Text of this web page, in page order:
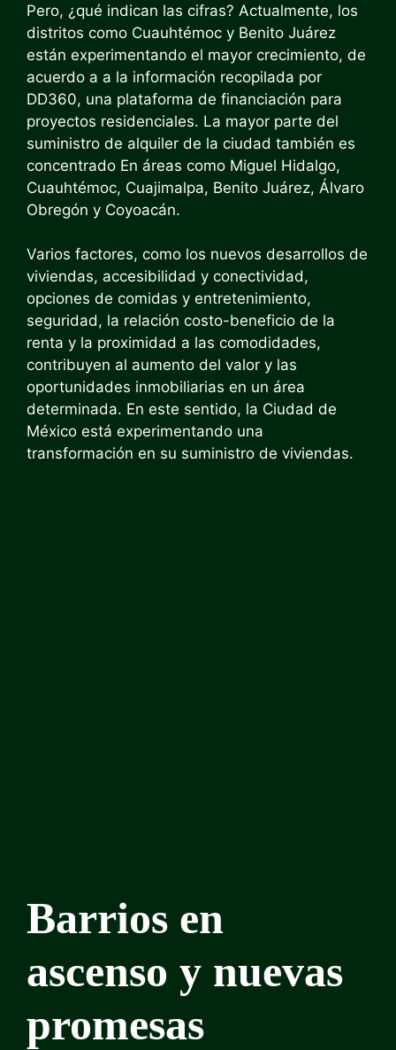
Pero, ¿qué indican las cifras? Actualmente, los
distritos como Cuauhtémoc y Benito Juárez
están experimentando el mayor crecimiento, de
acuerdo a a la información recopilada por
DD360, una plataforma de financiación para
proyectos residenciales. La mayor parte del
suministro de alquiler de la ciudad también es
concentrado En áreas como Miguel Hidalgo,
Cuauhtémoc, Cuajimalpa, Benito Juárez, Álvaro
Obregón y Coyoacán.
Varios factores, como los nuevos desarrollos de
viviendas, accesibilidad y conectividad,
opciones de comidas y entretenimiento,
seguridad, la relación costo-beneficio de la
renta y la proximidad a las comodidades,
contribuyen al aumento del valor y las
oportunidades inmobiliarias en un área
determinada. En este sentido, la Ciudad de
México está experimentando una
transformación en su suministro de viviendas.
Barrios en
ascenso y nuevas
promesas